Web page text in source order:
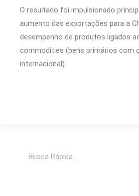
O resultado foi impulsionado
aumento das exportações para a
desempenho de produtos ligados
commodities (bens primários com
internacional).